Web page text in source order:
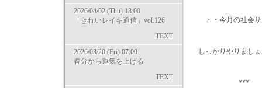
2026/04/02 (Thu) 18:00
「きれいレイキ通信」vol.126
TEXT
2026/03/20 (Fri) 07:00
春分から運気を上げる
TEXT
・・今月の社会
しっかりやりまし
***